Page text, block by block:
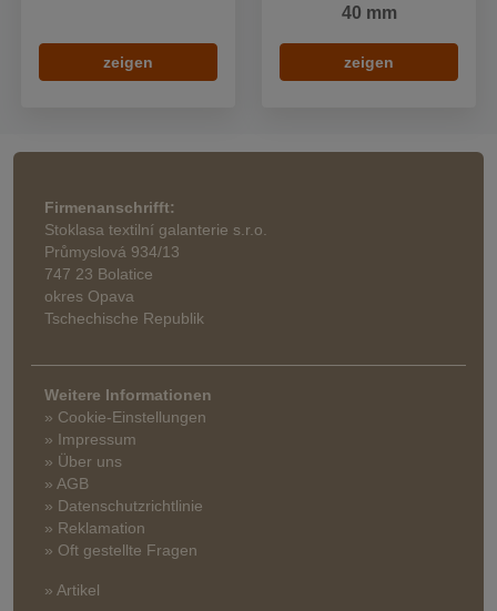
zeigen
40 mm
zeigen
Firmenanschrifft:
Stoklasa textilní galanterie s.r.o.
Průmyslová 934/13
747 23 Bolatice
okres Opava
Tschechische Republik
Weitere Informationen
» Cookie-Einstellungen
» Impressum
» Über uns
» AGB
» Datenschutzrichtlinie
» Reklamation
» Oft gestellte Fragen
» Artikel